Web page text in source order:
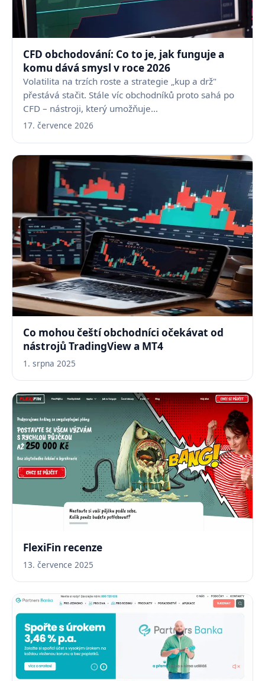
CFD obchodování: Co to je, jak funguje a
komu dává smysl v roce 2026
Volatilita na trzích roste a strategie „kup a drž"
přestává stačit. Stále víc obchodníků proto sahá po
CFD – nástroji, který umožňuje…
17. července 2026
Co mohou čeští obchodníci očekávat od
nástrojů TradingView a MT4
1. srpna 2025
FlexiFin recenze
13. července 2025